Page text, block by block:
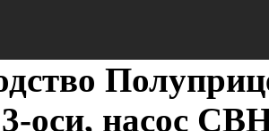
3-оси, насос